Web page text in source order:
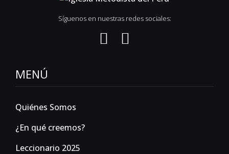
Síguenos en nuestras redes sociales:
MENÚ
Quiénes Somos
¿En qué creemos?
Leccionario 2025